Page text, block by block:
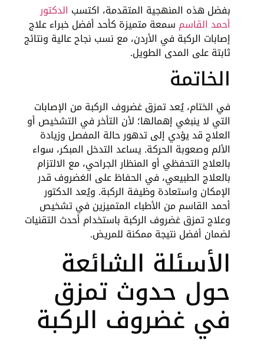
بفضل هذه المنهجية المتقدمة، اكتسب الدكتور
أحمد القاسم سمعة متميزة كأحد أفضل خبراء علاج
إصابات الركبة في الأردن، مع نسب نجاح عالية ونتائج
ثابتة على المدى الطويل.
الخاتمة
في الختام، يُعد تمزق غضروف الركبة من الإصابات
التي لا ينبغي إهمالها؛ لأن التأخر في التشخيص أو
العلاج قد يؤدي إلى تدهور حالة المفصل وزيادة
الألم وصعوبة الحركة. يساعد التدخل المبكر، سواء
بالعلاج التحفظي أو المنظار الجراحي، مع الالتزام
بالعلاج الطبيعي، في الحفاظ على الغضروف قدر
الإمكان واستعادة وظيفة الركبة. ويُعد الدكتور
أحمد القاسم من الأطباء المتميزين في تشخيص
وعلاج تمزق غضروف الركبة باستخدام أحدث التقنيات
لضمان أفضل نتيجة ممكنة للمريض.
الأسئلة الشائعة
حول حدوث تمزق
في غضروف الركبة